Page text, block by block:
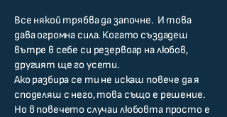
Все някой трябва да започне. И това
дава огромна сила. Когато създадеш
вътре в себе си резервоар на любов,
другият ще го усети.
Ако разбира се ти не искаш повече да я
споделяш с него, това също е решение.
Но в повечето случаи любовта просто е